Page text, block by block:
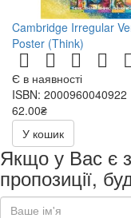
Cambridge Irregular
Poster (Think)
Є в наявності
ISBN: 2000960040922
62.00₴
У кошик
Якщо у Вас є
пропозиції,